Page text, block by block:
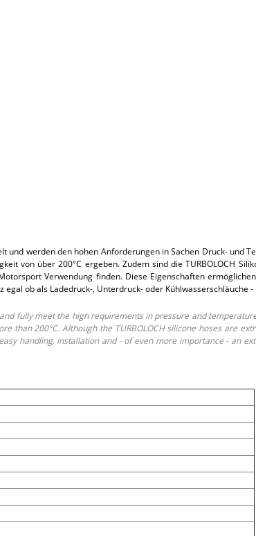
und werden den hohen Anforderungen in Sachen Druck-
von über 200°C ergeben. Zudem sind die TURBOLOCH
Verwendung finden. Diese Eigenschaften
ob als Ladedruck-, Unterdruck- oder Kühlwasserschläuche
fully meet the high requirements in pressure and
than 200°C. Although the TURBOLOCH silicone hoses are
handling, installation and - of even more importance - an